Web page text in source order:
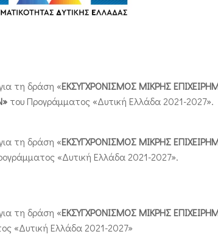
τη δράση «ΕΚΣΥΓΧΡΟΝΙΣΜΟΣ ΜΙΚΡΗΣ
του Προγράμματος «Δυτική Ελλάδα 2021-2027».
τη δράση «ΕΚΣΥΓΧΡΟΝΙΣΜΟΣ ΜΙΚΡΗΣ
«Δυτική Ελλάδα 2021-2027».
τη δράση «ΕΚΣΥΓΧΡΟΝΙΣΜΟΣ ΜΙΚΡΗΣ
«Δυτική Ελλάδα 2021-2027»